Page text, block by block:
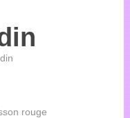
rouge